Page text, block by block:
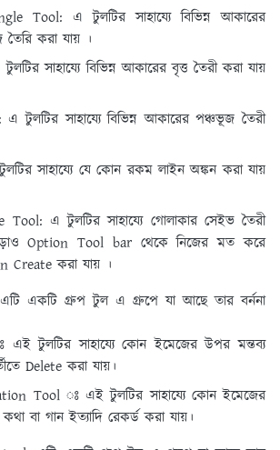
Tool: এ টুলটির সাহায্যে বিভিন্ন আকারের
তৈরি করা যায় ।
সাহায্যে বিভিন্ন আকারের বৃত্ত তৈরী করা যায়
টুলটির সাহায্যে বিভিন্ন আকারের পঞ্চভূজ তৈরী
সাহায্যে যে কোন রকম লাইন অঙ্কন করা যায়
Tool: এ টুলটির সাহায্যে গােলাকার সেইভ তৈরী
Option Tool bar থেকে নিজের মত করে
Create করা যায় ।
এটি একটি গ্রুপ টুল এ গ্রুপে যা আছে তার বর্ননা
টুলটির সাহায্যে কোন ইমেজের উপর মন্তব্য
Delete করা যায়।
Tool ঃ এই টুলটির সাহায্যে কোন ইমেজের
বা গান ইত্যাদি রেকর্ড করা যায়।